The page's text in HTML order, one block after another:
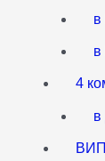
в
в
4
в
ВИП